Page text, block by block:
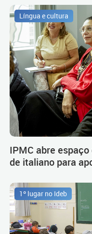
Língua e cultura
IPMC abre
de italiano para
1º lugar no Ideb